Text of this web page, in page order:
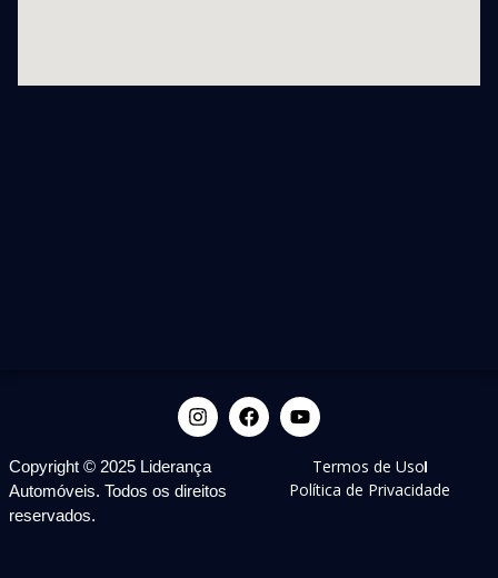
Copyright © 2025 Liderança
Automóveis. Todos os direitos
reservados.
Termos de Uso
Política de Privacidade